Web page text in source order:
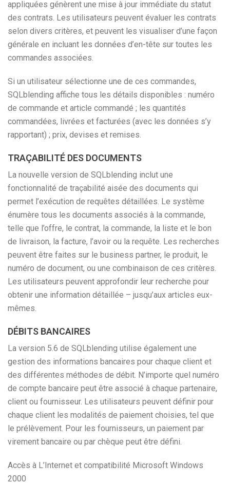
appliquées génèrent une mise à jour immédiate du statut
des contrats. Les utilisateurs peuvent évaluer les contrats
selon divers critères, et peuvent les visualiser d’une façon
générale en incluant les données d’en-tête sur toutes les
commandes associées.
Si un utilisateur sélectionne une de ces commandes,
SQLblending affiche tous les détails disponibles : numéro
de commande et article commandé ; les quantités
commandées, livrées et facturées (avec les données s’y
rapportant) ; prix, devises et remises.
TRAÇABILITÉ DES DOCUMENTS
La nouvelle version de SQLblending inclut une
fonctionnalité de traçabilité aisée des documents qui
permet l’exécution de requêtes détaillées. Le système
énumère tous les documents associés à la commande,
telle que l’offre, le contrat, la commande, la liste et le bon
de livraison, la facture, l’avoir ou la requête. Les recherches
peuvent être faites sur le business partner, le produit, le
numéro de document, ou une combinaison de ces critères.
Les utilisateurs peuvent approfondir leur recherche pour
obtenir une information détaillée – jusqu’aux articles eux-
mêmes.
DÉBITS BANCAIRES
La version 5.6 de SQLblending utilise également une
gestion des informations bancaires pour chaque client et
des différentes méthodes de débit. N’importe quel numéro
de compte bancaire peut être associé à chaque partenaire,
client ou fournisseur. Les utilisateurs peuvent définir pour
chaque client les modalités de paiement choisies, tel que
le prélèvement. Pour les fournisseurs, un paiement par
virement bancaire ou par chèque peut être défini.
Accès à L’Internet et compatibilité Microsoft Windows
2000